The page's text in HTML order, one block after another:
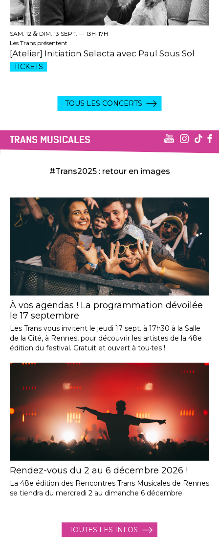
SAM. 12 & DIM. 13 SEPT. — 13H-17H
Les Trans présentent
[Atelier] Initiation Selecta avec Paul Sous Sol
TICKETS
TOUS LES CONCERTS
TRANS MUSICALES
#Trans2025 : retour en images
À vos agendas ! La programmation dévoilée
le 17 septembre
Les Trans vous invitent le jeudi 17 sept. à 17h30 à la Salle
de la Cité, à Rennes, pour découvrir les artistes de la 48e
édition du festival. Gratuit et ouvert à tou·tes !
Rendez-vous du 2 au 6 décembre 2026 !
La 48e édition des Rencontres Trans Musicales de Rennes
se tiendra du mercredi 2 au dimanche 6 décembre.
TOUTES LES INFOS